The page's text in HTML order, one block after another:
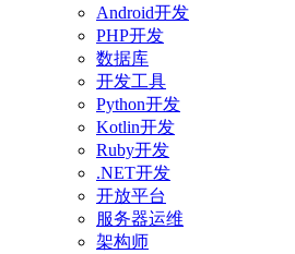
Android开发
PHP开发
数据库
开发工具
Python开发
Kotlin开发
Ruby开发
.NET开发
开放平台
服务器运维
架构师